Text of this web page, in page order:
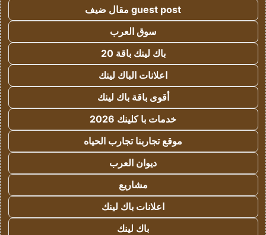
guest post مقال ضيف
سوق العرب
باك لينك باقة 20
اعلانات الباك لينك
أقوى باقة باك لينك
خدمات با كلينك 2026
موقع تجاربنا تجارب الحياه
ديوان العرب
مشاريع
اعلانات باك لينك
باك لينك